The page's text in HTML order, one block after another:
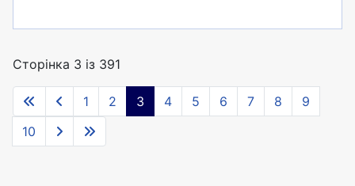
Сторінка 3 із 391
1 2 3 4 5 6 7 8
9
10